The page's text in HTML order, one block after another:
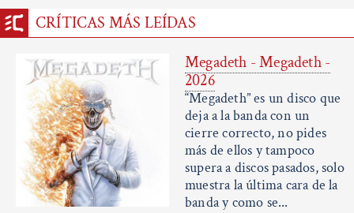
CRÍTICAS MÁS LEÍDAS
Megadeth - Megadeth -
2026
“Megadeth” es un disco que
deja a la banda con un
cierre correcto, no pides
más de ellos y tampoco
supera a discos pasados, solo
muestra la última cara de la
banda y como se...